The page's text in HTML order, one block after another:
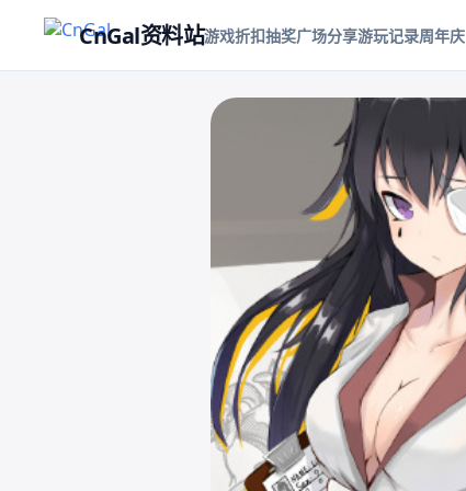
CnGal资料站游戏折扣抽奖广场分享游玩记录周年庆